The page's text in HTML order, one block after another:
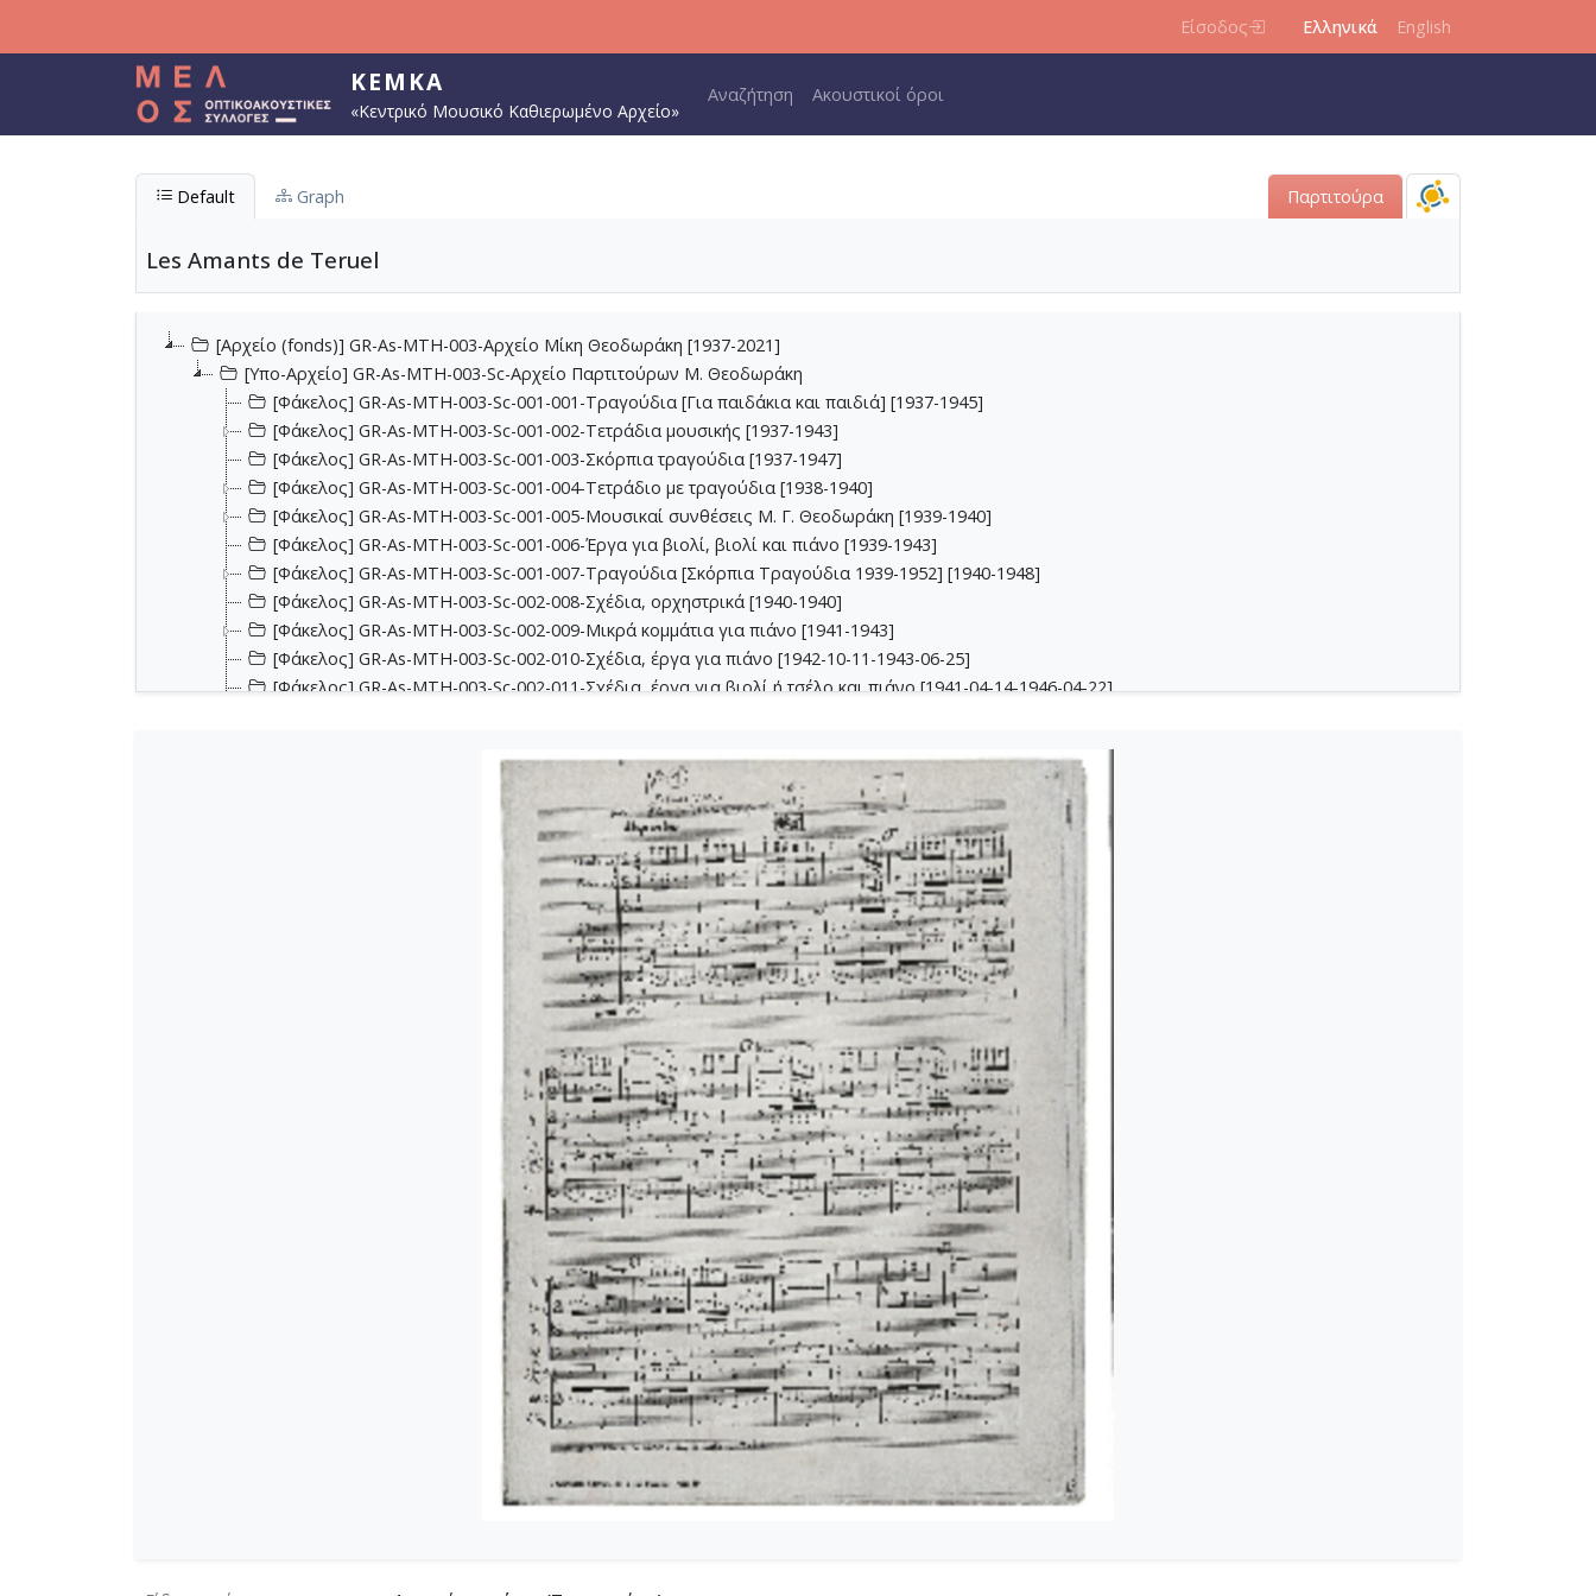
Είσοδος Ελληνικά English
ΚΕΜΚΑ
«Κεντρικό Μουσικό Καθιερωμένο Αρχείο»
Main navigation
Αναζήτηση Ακουστικοί όροι
Default Graph Παρτιτούρα
Les Amants de Teruel
[Αρχείο (fonds)] GR-As-MTH-003-Αρχείο Μίκη Θεοδωράκη [1937-2021]
[Υπο-Αρχείο] GR-As-MTH-003-Sc-Αρχείο Παρτιτούρων Μ. Θεοδωράκη
[Φάκελος] GR-As-MTH-003-Sc-001-001-Τραγούδια [Για παιδάκια και παιδιά] [1937-1945]
[Φάκελος] GR-As-MTH-003-Sc-001-002-Τετράδια μουσικής [1937-1943]
[Φάκελος] GR-As-MTH-003-Sc-001-003-Σκόρπια τραγούδια [1937-1947]
[Φάκελος] GR-As-MTH-003-Sc-001-004-Τετράδιο με τραγούδια [1938-1940]
[Φάκελος] GR-As-MTH-003-Sc-001-005-Μουσικαί συνθέσεις Μ. Γ. Θεοδωράκη [1939-1940]
[Φάκελος] GR-As-MTH-003-Sc-001-006-Έργα για βιολί, βιoλί και πιάνο [1939-1943]
[Φάκελος] GR-As-MTH-003-Sc-001-007-Τραγούδια [Σκόρπια Τραγούδια 1939-1952] [1940-1948]
[Φάκελος] GR-As-MTH-003-Sc-002-008-Σχέδια, ορχηστρικά [1940-1940]
[Φάκελος] GR-As-MTH-003-Sc-002-009-Μικρά κομμάτια για πιάνο [1941-1943]
[Φάκελος] GR-As-MTH-003-Sc-002-010-Σχέδια, έργα για πιάνο [1942-10-11-1943-06-25]
[Φάκελος] GR-As-MTH-003-Sc-002-011-Σχέδια, έργα για βιολί ή τσέλο και πιάνο [1941-04-14-1946-04-22]
[Φάκελος] GR-As-MTH-003-Sc-003-014-Πάρτες χορωδίας Β, Γ, Δ [1942-03-09-1943-09-24]
[Φάκελος] GR-As-MTH-003-Sc-003-015-Εκκλησιαστική Καντάτα [1942-1942]
[Φάκελος] GR-As-MTH-003-Sc-003-016-Σονατίνα για πιάνο [1942-06-05-1942-06-05]
[Φάκελος] GR-As-MTH-003-Sc-003-017-Αναμνήσεις [1942-09-24-1942-10-11]
[Φάκελος] GR-As-MTH-003-Sc-003-018-Διασκευές για έγχορδα [1943-1943]
[Φάκελος] GR-As-MTH-003-Sc-003-019-Ασκήσεις αρμονίας [1943-1949]
[Φάκελος] GR-As-MTH-003-Sc-004-020-Σκίτσα τραγουδιών [1942-1946]
[Φάκελος] GR-As-MTH-003-Sc-004-021-Κασσιανή [1943-01-26-1943-01-26]
[Φάκελος] GR-As-MTH-003-Sc-004-022-Χορωδιακά [1943-04-10-1946-04-13]
[Φάκελος] GR-As-MTH-003-Sc-004-023-Φαντασία (Σχέδιο "Φαντασίας" για ορχήστρα) 'Εργο για πιάνο [1944-01-04]
[Φάκελος] GR-As-MTH-003-Sc-004-024-Ύμνος - Για ορχήστρα εγχόρδων και τετράφωνη μιχτή χορωδία [1944-05-28]
[Φάκελος] GR-As-MTH-003-Sc-004-025-Το κοιμητήριο [1945]
[Φάκελος] GR-As-MTH-003-Sc-004-026-Συμφωνία Νο 1 [1944-09-25-1956-01-31]
[Φάκελος] GR-As-MTH-003-Sc-004-027-Μικρή συμφωνία [1945-1945]
[Φάκελος] GR-As-MTH-003-Sc-004-028-Andante για cello solo και πιάνο [1945-06-08-1945-06-11]
[Φάκελος] GR-As-MTH-003-Sc-004-029-Ελεγείο 1 [1945-06-20]
[Φάκελος] GR-As-MTH-003-Sc-004-030-Πέντε ναύτες [1945-10-06]
[Φάκελος] GR-As-MTH-003-Sc-004-031-Έργο Βασ. Ρώτα [1945-11-07]
[Φάκελος] GR-As-MTH-003-Sc-005-032-Ασκήσεις αντίστιξης [1945-12-03-1949-12-01]
[Φάκελος] GR-As-MTH-003-Sc-005-033-Δεκέμβρης '44 [Τέσσερα κομμάτια για το Δεκέμβρη] [1945-12-09-1945-12-30]
[Φάκελος] GR-As-MTH-003-Sc-005-034-Ελεγείο Στο θάνατο του αγωνιστού [1945]
[Φάκελος] GR-As-MTH-003-Sc-005-035-Δεκέμβρης' 1. Το συλλαλητήριο σε ορχήστρα εγχόρδων [1946]
[Φάκελος] GR-As-MTH-003-Sc-005-036-Κουαρτέτο εγχόρδων Αρ. 1 [1946-02-24-1946-02-28]
[Φάκελος] GR-As-MTH-003-Sc-005-037-Duetto [1946-03-24]
[Φάκελος] GR-As-MTH-003-Sc-005-038-Άσκηση, πάνω σε ελεύθερη ανάπτυξη θέματος [1946-03-25]
[Φάκελος] GR-As-MTH-003-Sc-005-039-Το κοιμητήριο (Για κουαρτέτο εγχόρδων) [1946-03-25]
[Φάκελος] GR-As-MTH-003-Sc-005-040-Προμηθέας Δεσμώτης [1946-05-15]